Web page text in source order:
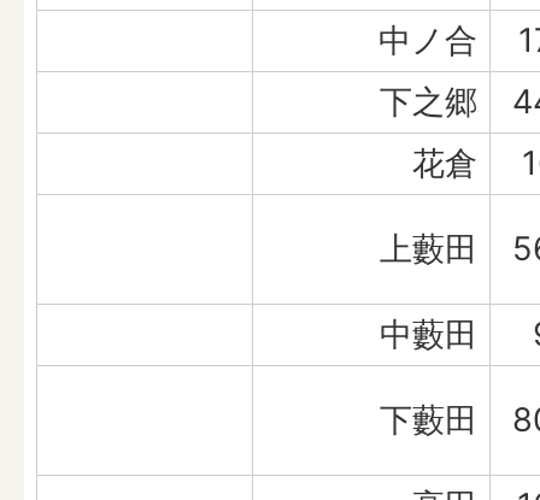
中ノ合
下之郷
花倉
上藪田
中藪田
下藪田